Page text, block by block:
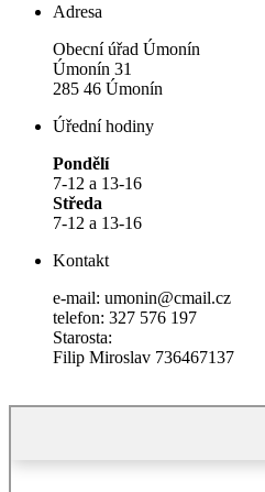
Adresa
Obecní úřad Úmonín
Úmonín 31
285 46 Úmonín
Úřední hodiny
Pondělí
7-12 a 13-16
Středa
7-12 a 13-16
Kontakt
e-mail: umonin@cmail.cz
telefon: 327 576 197
Starosta:
Filip Miroslav 736467137